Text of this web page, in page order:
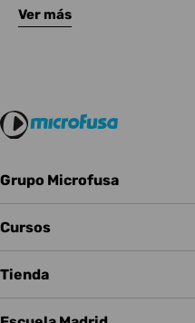
Complementa tu
Ver más
Grupo Microfusa
Cursos
Tienda